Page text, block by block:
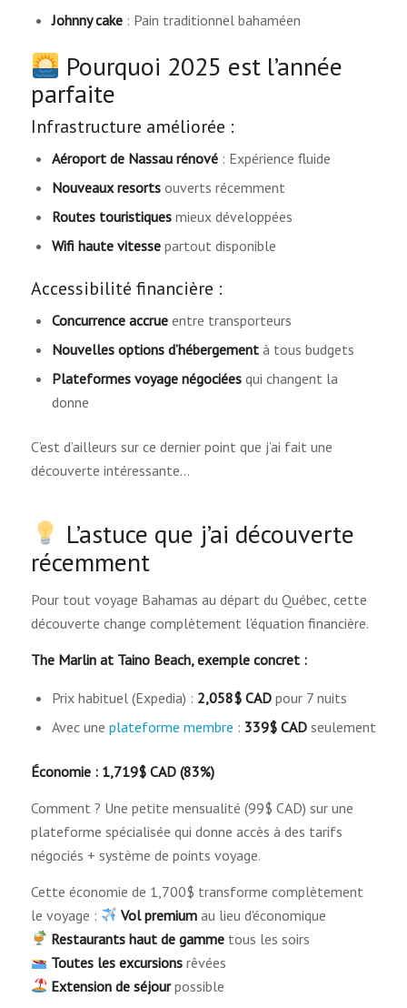
Johnny cake: Pain traditionnel bahaméen
Pourquoi 2025 est l’année
parfaite
Infrastructure améliorée :
Aéroport de Nassau rénové: Expérience fluide
Nouveaux resortsouverts récemment
Routes touristiquesmieux développées
Wifi haute vitessepartout disponible
Accessibilité financière :
Concurrence accrueentre transporteurs
Nouvelles options d’hébergementà tous budgets
Plateformes voyage négociéesqui changent la
donne
C’est d’ailleurs sur ce dernier point que j’ai fait une
découverte intéressante…
L’astuce que j’ai découverte
récemment
Pour tout voyage Bahamas au départ du Québec, cette
découverte change complètement l’équation financière.
The Marlin at Taino Beach, exemple concret :
Prix habituel (Expedia) : 2,058$ CADpour 7 nuits
Avec une plateforme membre : 339$ CADseulement
Économie : 1,719$ CAD (83%)
Comment ? Une petite mensualité (99$ CAD) sur une
plateforme spécialisée qui donne accès à des tarifs
négociés + système de points voyage.
Cette économie de 1,700$ transforme complètement
le voyage :
Vol premiumau lieu d’économique
Restaurants haut de gammetous les soirs
Toutes les excursionsrêvées
Extension de séjourpossible